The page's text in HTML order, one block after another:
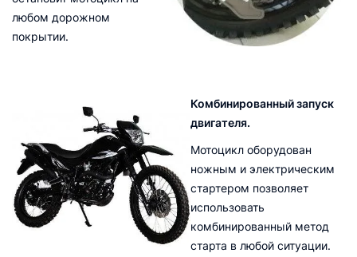
любом дорожном
покрытии.
Комбинированный запуск
двигателя.
Мотоцикл оборудован
ножным и электрическим
стартером позволяет
использовать
комбинированный метод
старта в любой ситуации.